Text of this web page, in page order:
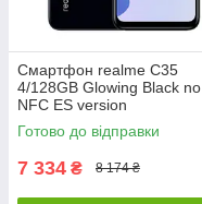
Смартфон realme C35
4/128GB Glowing Black no
NFC ES version
Готово до відправки
7 334 ₴ 8 174 ₴